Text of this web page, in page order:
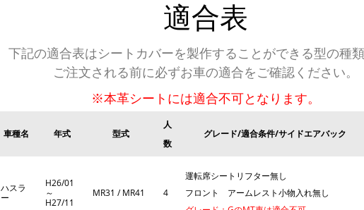
適合表
下記の適合表はシートカバーを製作することができる型の種
ご注文される前に必ずお車の適合をご確認ください。
※本革シートには適合不可となります。
車種名 年式 型式
人
数
グレード/適合条件/サイドエアバック
ハスラ
ー
H26/01
～
H27/11
MR31 / MR41 4
運転席シートリフター無し
フロント アームレスト小物入れ無し